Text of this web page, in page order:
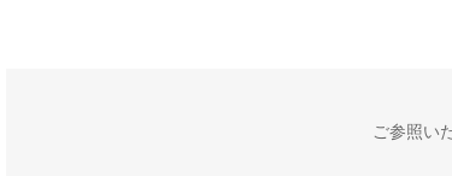
ご参照い